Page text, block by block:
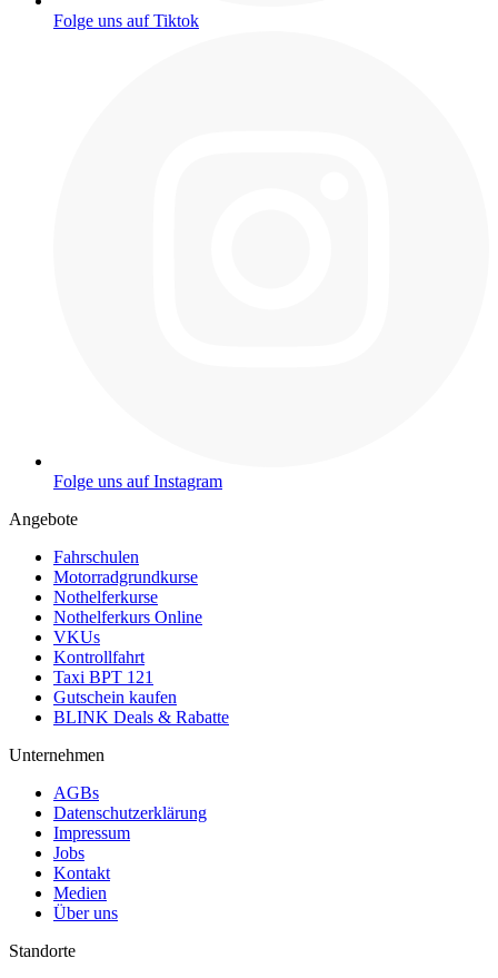
Folge uns auf Tiktok
Folge uns auf Instagram
Angebote
Fahrschulen
Motorradgrundkurse
Nothelferkurse
Nothelferkurs Online
VKUs
Kontrollfahrt
Taxi BPT 121
Gutschein kaufen
BLINK Deals & Rabatte
Unternehmen
AGBs
Datenschutzerklärung
Impressum
Jobs
Kontakt
Medien
Über uns
Standorte